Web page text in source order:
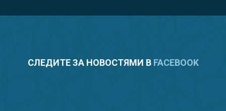
СЛЕДИТЕ ЗА НОВОСТЯМИ В FACEBOOK